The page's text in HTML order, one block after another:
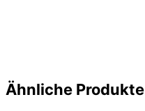
Ähnliche Produkte